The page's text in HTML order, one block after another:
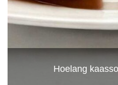
Hoelang